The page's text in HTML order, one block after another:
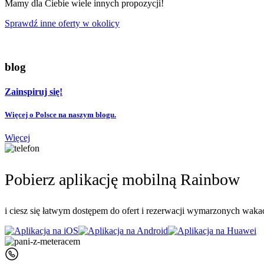
Mamy dla Ciebie wiele innych propozycji!
Sprawdź inne oferty w okolicy
blog
Zainspiruj się!
Więcej o Polsce na naszym blogu.
Więcej
Pobierz aplikację mobilną Rainbow
i ciesz się łatwym dostępem do ofert i rezerwacji wymarzonych